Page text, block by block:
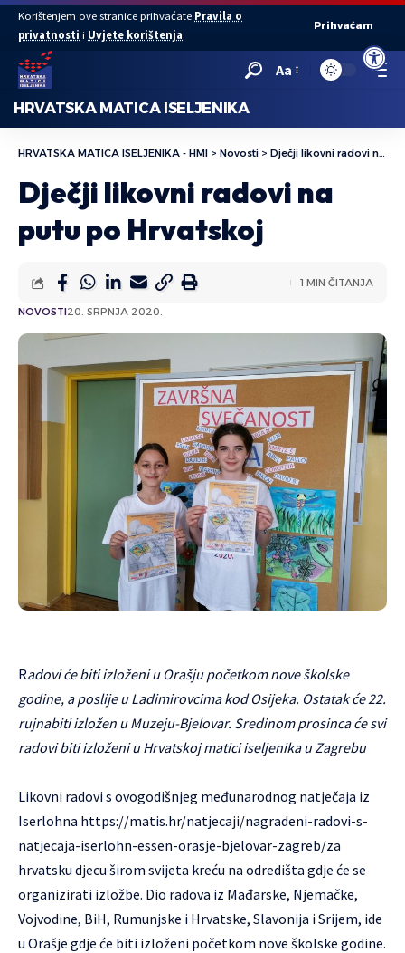
Open
Korištenjem ove stranice prihvaćate Pravila o
privatnosti i Uvjete korištenja.
Prihvaćam
Aa
HRVATSKA MATICA ISELJENIKA
HRVATSKA MATICA ISELJENIKA - HMI > Novosti > Dječji likovni radovi na putu po Hrvatskoj
Dječji likovni radovi na
putu po Hrvatskoj
NOVOSTI20. SRPNJA 2020.
1 MIN ČITANJA
Radovi će biti izloženi u Orašju početkom nove školske
godine, a poslije u Ladimirovcima kod Osijeka. Ostatak će 22.
rujnabiti izložen u Muzeju-Bjelovar. Sredinom prosinca će svi
radovi biti izloženi u Hrvatskoj matici iseljenika u Zagrebu
Likovni radovi s ovogodišnjeg međunarodnog natječaja iz
Iserlohna https://matis.hr/natjecaji/nagradeni-radovi-s-
natjecaja-iserlohn-essen-orasje-bjelovar-zagreb/za
hrvatsku djecu širom svijeta kreću na odredišta gdje će se
organizirati izložbe. Dio radova iz Mađarske, Njemačke,
Vojvodine, BiH, Rumunjske i Hrvatske, Slavonija i Srijem, ide
u Orašje gdje će biti izloženi početkom nove školske godine.